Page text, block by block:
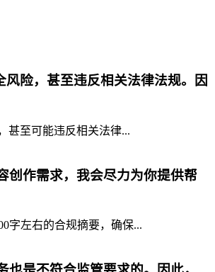
险，甚至违反相关法律法规。因
甚至可能违反相关法律...
创作需求，我会尽力为你提供帮
字左右的合规摘要，确保...